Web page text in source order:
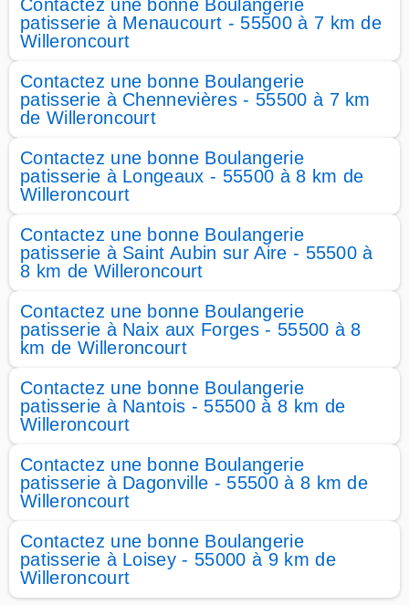
Contactez une bonne Boulangerie
patisserie à Menaucourt - 55500 à 7 km de
Willeroncourt
Contactez une bonne Boulangerie
patisserie à Chennevières - 55500 à 7 km
de Willeroncourt
Contactez une bonne Boulangerie
patisserie à Longeaux - 55500 à 8 km de
Willeroncourt
Contactez une bonne Boulangerie
patisserie à Saint Aubin sur Aire - 55500 à
8 km de Willeroncourt
Contactez une bonne Boulangerie
patisserie à Naix aux Forges - 55500 à 8
km de Willeroncourt
Contactez une bonne Boulangerie
patisserie à Nantois - 55500 à 8 km de
Willeroncourt
Contactez une bonne Boulangerie
patisserie à Dagonville - 55500 à 8 km de
Willeroncourt
Contactez une bonne Boulangerie
patisserie à Loisey - 55000 à 9 km de
Willeroncourt